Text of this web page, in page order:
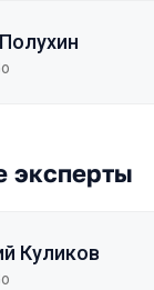
эксперты
Куликов